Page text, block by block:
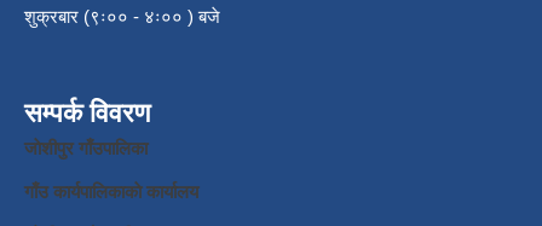
शुक्रबार (९ः०० - ४ः०० ) बजे
सम्पर्क विवरण
जाेशीपुर गाँउपालिका
गाँउ कार्यपालिकाकाे कार्यालय